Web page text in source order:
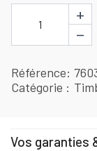
1
+
−
Référence
Catégorie
Vos garanties